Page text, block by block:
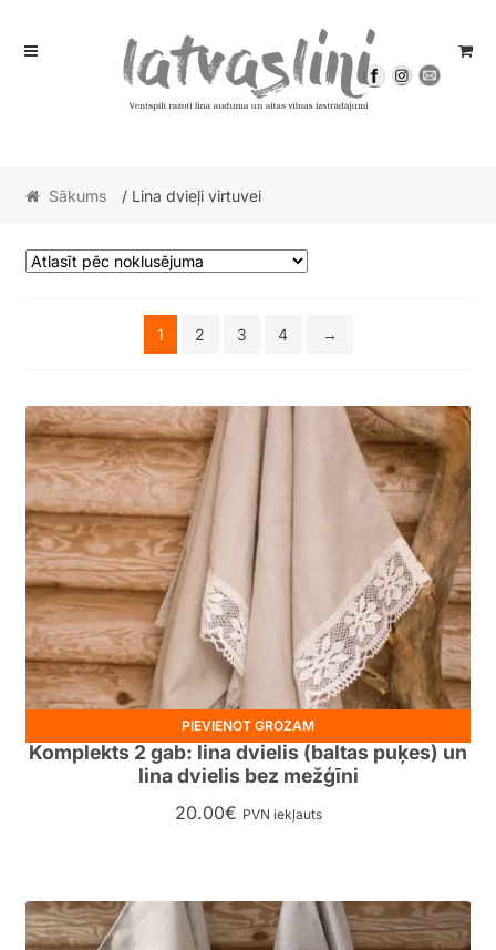
Skip
Skip
Sākums / Lina dvieļi virtuvei
1 2 3 4 →
Komplekts 2 gab: lina dvielis (baltas puķes) un
lina dvielis bez mežģīni
20.00€ PVN iekļauts
PIEVIENOT GROZAM